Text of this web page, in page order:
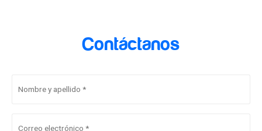
Contáctanos